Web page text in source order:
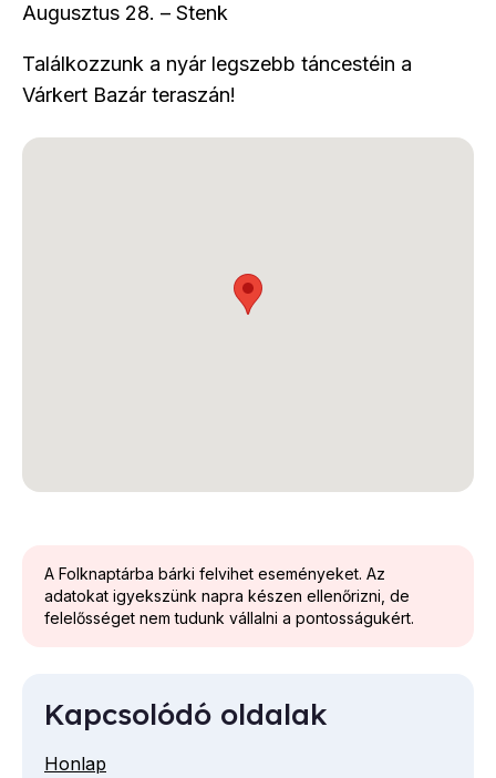
Augusztus 28. – Stenk
Találkozzunk a nyár legszebb táncestéin a
Várkert Bazár teraszán!
A Folknaptárba bárki felvihet eseményeket. Az
adatokat igyekszünk napra készen ellenőrizni, de
felelősséget nem tudunk vállalni a pontosságukért.
Kapcsolódó oldalak
Honlap